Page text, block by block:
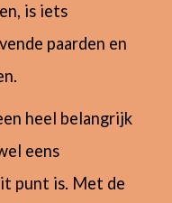
is iets
paarden en
heel belangrijk
eens
punt is. Met de